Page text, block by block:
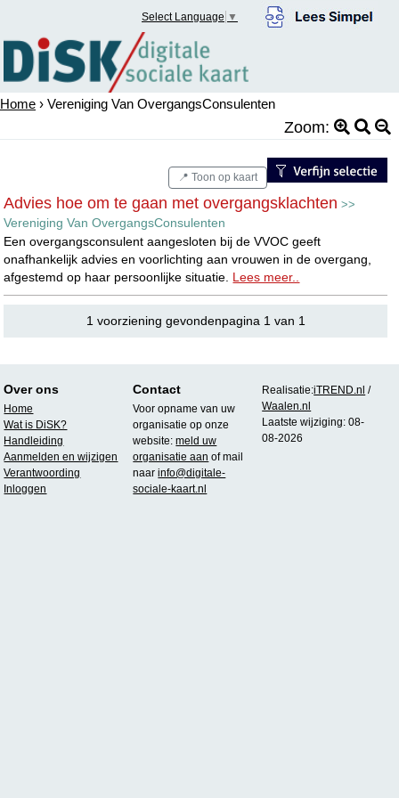
Select Language ▼
Home › Vereniging Van OvergangsConsulenten
Zoom:
📍 Toon op kaart
Advies hoe om te gaan met overgangsklachten >>
Vereniging Van OvergangsConsulenten
Een overgangsconsulent aangesloten bij de VVOC geeft
onafhankelijk advies en voorlichting aan vrouwen in de overgang,
afgestemd op haar persoonlijke situatie. Lees meer..
1 voorziening gevondenpagina 1 van 1
Over ons
Home
Wat is DiSK?
Handleiding
Aanmelden en wijzigen
Verantwoording
Inloggen
Contact
Voor opname van uw
organisatie op onze
website:meld uw
organisatie aan of mail
naarinfo@digitale-
sociale-kaart.nl
Realisatie:iTREND.nl /
Waalen.nl
Laatste wijziging: 08-
08-2026